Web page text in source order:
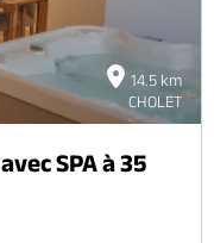
14.5 km
CHOLET
SPA à 35